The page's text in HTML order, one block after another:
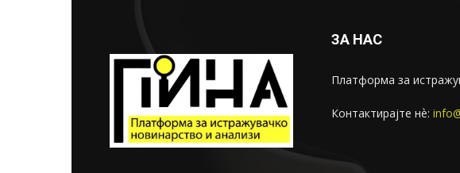
ЗА НАС
Платформа за
Контактирајте нѐ: